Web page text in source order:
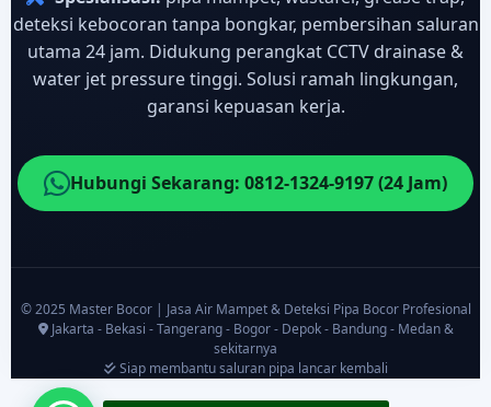
deteksi kebocoran tanpa bongkar, pembersihan saluran
utama 24 jam. Didukung perangkat CCTV drainase &
water jet pressure tinggi. Solusi ramah lingkungan,
garansi kepuasan kerja.
Hubungi Sekarang: 0812-1324-9197 (24 Jam)
© 2025 Master Bocor | Jasa Air Mampet & Deteksi Pipa Bocor Profesional
Jakarta - Bekasi - Tangerang - Bogor - Depok - Bandung - Medan &
sekitarnya
Siap membantu saluran pipa lancar kembali